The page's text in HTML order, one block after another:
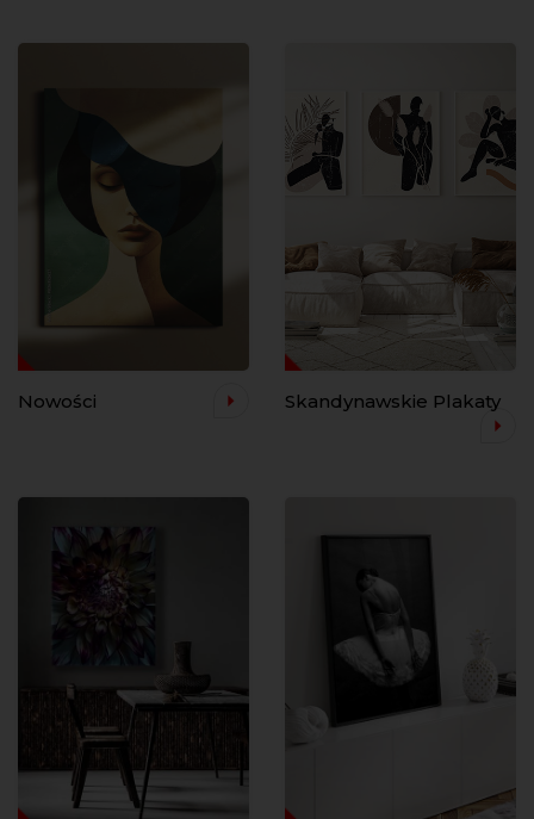
Nowości Skandynawskie Plakaty